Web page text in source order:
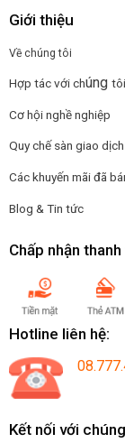
Giới thiệu
Về chúng tôi
Hợp tác với chúng tôi
Cơ hội nghề nghiệp
Quy chế sàn giao dịch
Các khuyến mãi đã
Blog & Tin tức
Chấp nhận
Hotline liên hệ:
Kết nối với